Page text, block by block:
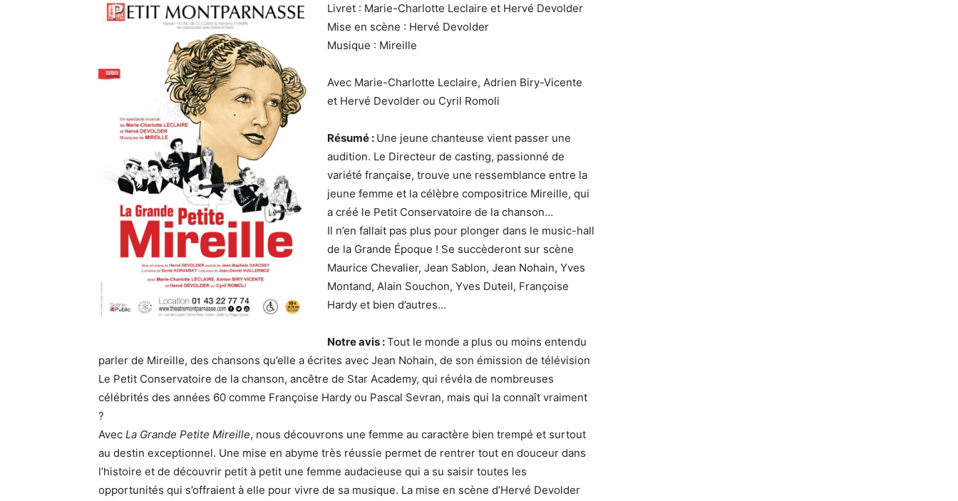
Livret : Marie-Charlotte Leclaire et Hervé Devolder
Mise en scène : Hervé Devolder
Musique : Mireille
Avec Marie-Charlotte Leclaire, Adrien Biry-Vicente
et Hervé Devolder ou Cyril Romoli
Résumé : Une jeune chanteuse vient passer une
audition. Le Directeur de casting, passionné de
variété française, trouve une ressemblance entre la
jeune femme et la célèbre compositrice Mireille, qui
a créé le Petit Conservatoire de la chanson…
Il n’en fallait pas plus pour plonger dans le music-hall
de la Grande Époque ! Se succèderont sur scène
Maurice Chevalier, Jean Sablon, Jean Nohain, Yves
Montand, Alain Souchon, Yves Duteil, Françoise
Hardy et bien d’autres…
Notre avis :Tout le monde a plus ou moins entendu
parler de Mireille, des chansons qu’elle a écrites avec Jean Nohain, de son émission de télévision
Le Petit Conservatoire de la chanson, ancêtre de Star Academy, qui révéla de nombreuses
célébrités des années 60 comme Françoise Hardy ou Pascal Sevran, mais qui la connaît vraiment
?
Avec La Grande Petite Mireille, nous découvrons une femme au caractère bien trempé et surtout
au destin exceptionnel. Une mise en abyme très réussie permet de rentrer tout en douceur dans
l’histoire et de découvrir petit à petit une femme audacieuse qui a su saisir toutes les
opportunités qui s’offraient à elle pour vivre de sa musique. La mise en scène d’Hervé Devolder